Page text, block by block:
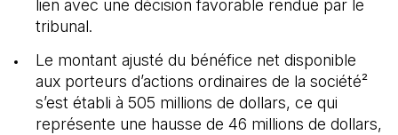
lien avec une décision favorable rendue par le
tribunal.
Le montant ajusté du bénéfice net disponible
aux porteurs d’actions ordinaires de la société²
s’est établi à 505 millions de dollars, ce qui
représente une hausse de 46 millions de dollars,